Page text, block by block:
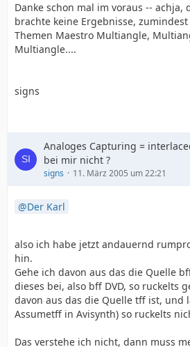
Danke schon mal im voraus -- achja,
brachte keine Ergebnisse,
Themen Maestro Multiangle,
Multiangle....
signs
Analoges Capturing =
bei mir nicht ?
signs 11. März 2005 um 22:21
Der Karl
also ich habe jetzt andauernd
hin.
Gehe ich davon aus das die Quelle
dieses bei, also bff DVD, so ruckelts
davon aus das die Quelle tff ist, und
Assumetff in Avisynth) so ruckelts
Das verstehe ich nicht, dann muss